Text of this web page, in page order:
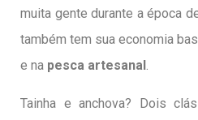
muita gente durante a época
também tem sua economia
e na pesca artesanal .
Tainha e anchova? Dois